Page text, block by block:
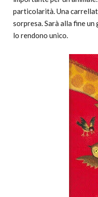
particolarità. Una
sorpresa. Sarà alla fine
lo rendono unico.